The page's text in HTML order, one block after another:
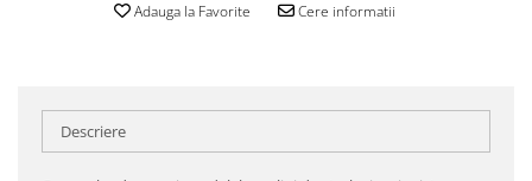
Adauga la Favorite Cere informatii
Descriere